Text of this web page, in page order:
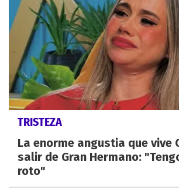
TRISTEZA
La enorme angustia que vive
salir de Gran Hermano:
roto"